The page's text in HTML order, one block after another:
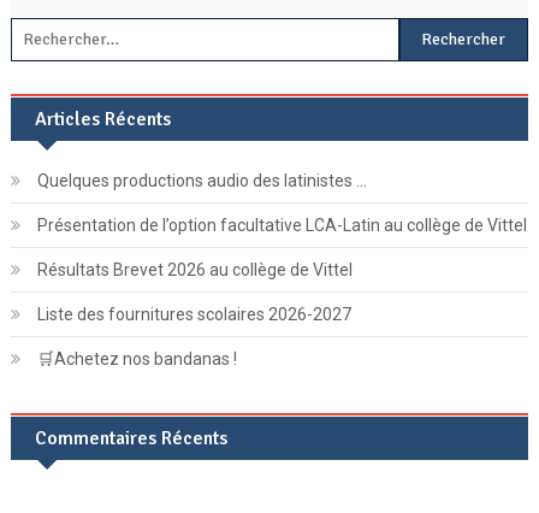
Rechercher :
Articles Récents
Quelques productions audio des latinistes …
Présentation de l’option facultative LCA-Latin au collège de Vittel
Résultats Brevet 2026 au collège de Vittel
Liste des fournitures scolaires 2026-2027
🛒Achetez nos bandanas !
Commentaires Récents